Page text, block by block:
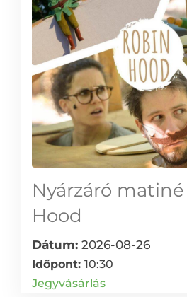
Nyárzáró
Hood
Dátum: 2026-08-26
Időpont: 10:30
Jegyvásárlás